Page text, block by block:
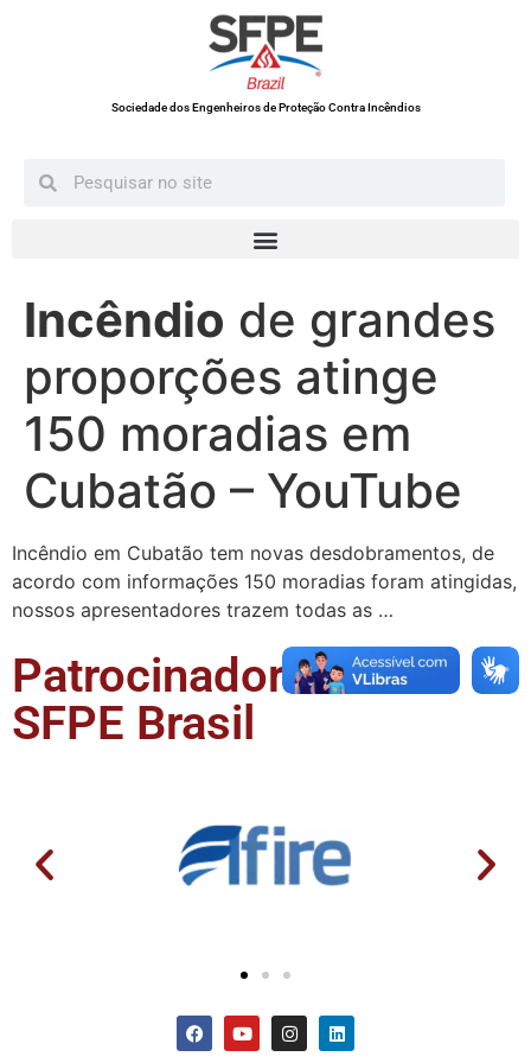
Sociedade dos Engenheiros de Proteção Contra Incêndios
Incêndio de grandes
proporções atinge
150 moradias em
Cubatão – YouTube
Incêndio em Cubatão tem novas desdobramentos, de
acordo com informações 150 moradias foram atingidas,
nossos apresentadores trazem todas as …
Patrocinadores da
SFPE Brasil